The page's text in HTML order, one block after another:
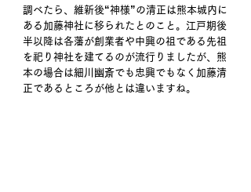
調べたら、維新後“神様”の清正は熊本城内に
ある加藤神社に移られたとのこと。江戸期後
半以降は各藩が創業者や中興の祖である先祖
を祀り神社を建てるのが流行りましたが、熊
本の場合は細川幽斎でも忠興でもなく加藤清
正であるところが他とは違いますね。